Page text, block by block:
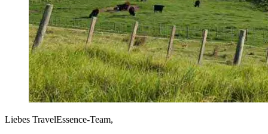
Liebes TravelEssence-Team,